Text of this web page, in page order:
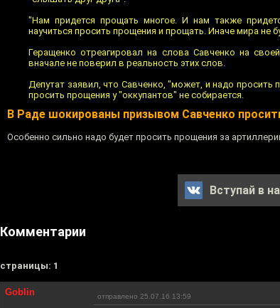
"Нам придется прощать многое. И нам также
научиться просить прощения и прощать. Иначе мира не
Геращенко отреагировал на слова Савченко на
вначале не поверил в реальность этих слов.
Депутат заявил, что Савченко, "может, и надо
просить прощения у "оккупантов" не собирается.
В Раде шокированы призывом Савченко
Особенно сильно надо будет просить прощения за
Вступай в
Комментарии
cтраницы: 1
Goblin отправлено 25.07.16 13:59